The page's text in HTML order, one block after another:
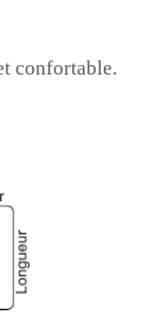
confortable.